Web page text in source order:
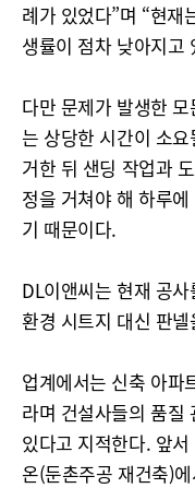
례가 있었다”며 “현재
생률이 점차 낮아지고
다만 문제가 발생한
는 상당한 시간이 소
거한 뒤 샌딩 작업과
정을 거쳐야 해 하루
기 때문이다.
DL이앤씨는 현재 공
환경 시트지 대신 판
업계에서는 신축 아파
라며 건설사들의 품질
있다고 지적한다. 앞
온(둔촌주공 재건축)